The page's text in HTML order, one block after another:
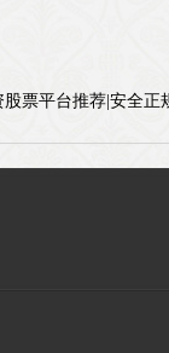
股票平台推荐|安全正